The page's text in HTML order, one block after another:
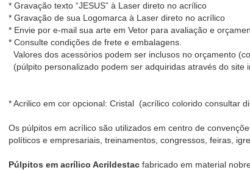
* Gravação texto “JESUS” à Laser direto no acrílico
* Gravação de sua Logomarca à Laser direto no acrílico
* Envie por e-mail sua arte em Vetor para avaliação e
* Consulte condições de frete e embalagens.
Valores dos acessórios podem ser inclusos no orçamento
(púlpito personalizado podem ser adquiridas através do site
* Acrilico em cor opcional: Cristal (acrílico colorido consultar
Os púlpitos em acrílico são utilizados em centro de
políticos e empresariais, treinamentos, congressos, feiras,
Púlpitos em acrílico Acrildestac fabricado em material